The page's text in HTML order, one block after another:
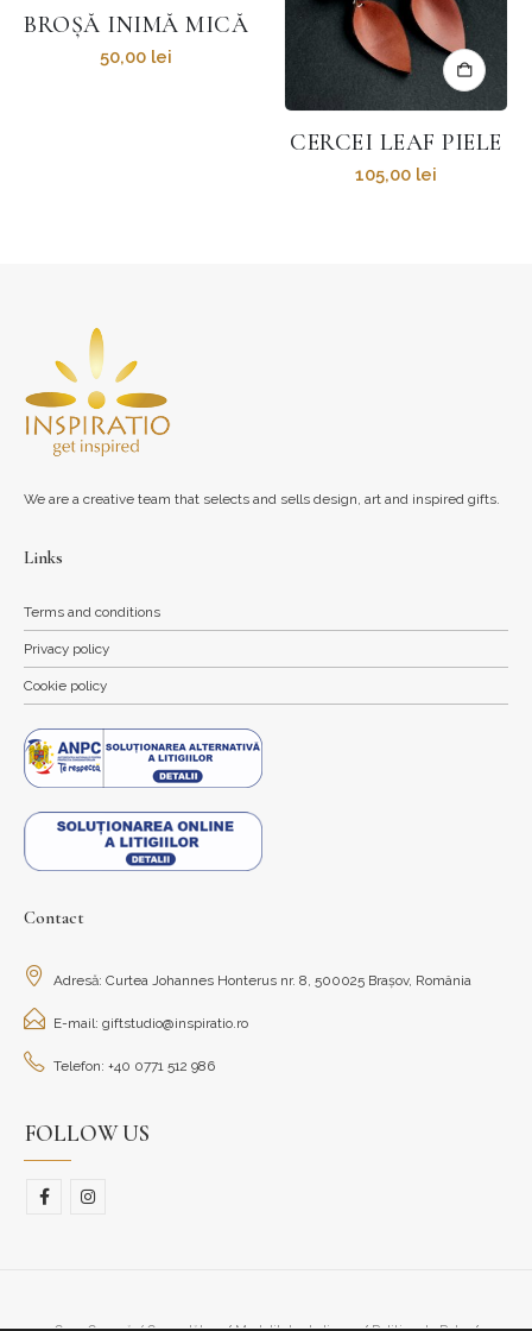
420,00
We are a creative team that selects and sells design, art and inspired gifts.
Links
Terms and conditions
Privacy policy
Cookie policy
Contact
Adresă: Curtea Johannes Honterus nr. 8, 500025 Brașov, România
E-mail: giftstudio@inspiratio.ro
Telefon: +40 0771 512 986
FOLLOW US